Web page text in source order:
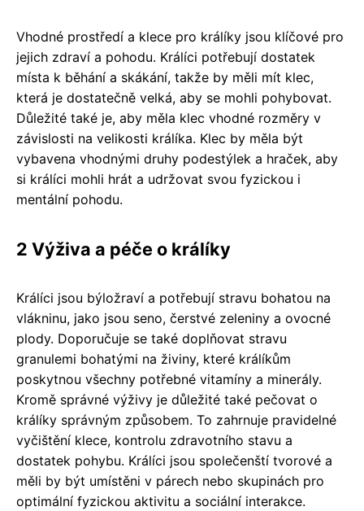
Vhodné prostředí a klece pro králíky jsou klíčové pro
jejich zdraví a pohodu. Králíci potřebují dostatek
místa k běhání a skákání, takže by měli mít klec,
která je dostatečně velká, aby se mohli pohybovat.
Důležité také je, aby měla klec vhodné rozměry v
závislosti na velikosti králíka. Klec by měla být
vybavena vhodnými druhy podestýlek a hraček, aby
si králíci mohli hrát a udržovat svou fyzickou i
mentální pohodu.
2 Výživa a péče o králíky
Králíci jsou býložraví a potřebují stravu bohatou na
vlákninu, jako jsou seno, čerstvé zeleniny a ovocné
plody. Doporučuje se také doplňovat stravu
granulemi bohatými na živiny, které králíkům
poskytnou všechny potřebné vitamíny a minerály.
Kromě správné výživy je důležité také pečovat o
králíky správným způsobem. To zahrnuje pravidelné
vyčištění klece, kontrolu zdravotního stavu a
dostatek pohybu. Králíci jsou společenští tvorové a
měli by být umístěni v párech nebo skupinách pro
optimální fyzickou aktivitu a sociální interakce.